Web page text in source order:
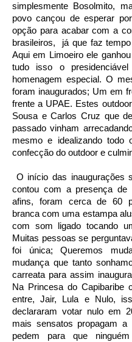
simplesmente Bosolmito,
povo cançou de esperar
opção para acabar com a
brasileiros, já que faz
Aqui em Limoeiro ele
tudo isso o
homenagem especial. O
foram inaugurados; Um em
frente a UPAE. Estes
Sousa e Carlos Cruz que
passado vinham
mesmo e idealizando
confecção do outdoor e
O início das inaugurações
contou com a presença de
afins, foram cerca de 60
branca com uma estampa
com som ligado tocando
Muitas pessoas se
foi única; Queremos
mudança que tanto
carreata para assim
Na Princesa do Capibaribe
entre, Jair, Lula e Nulo,
declararam votar nulo em
mais sensatos propagam
pedem para que